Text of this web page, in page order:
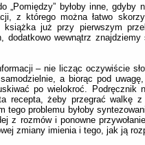
„Pomiędzy” byłoby inne, gdyby
z którego można łatwo
już przy pierwszym
dodatkowo wewnątrz znajdziemy
– nie licząc oczywiście
a biorąc pod
po wielokroć. Podręcznik
recepta, żeby przegrać walkę z
tego problemu byłoby
z rozmów i ponowne
zmiany imienia i tego, jak ją